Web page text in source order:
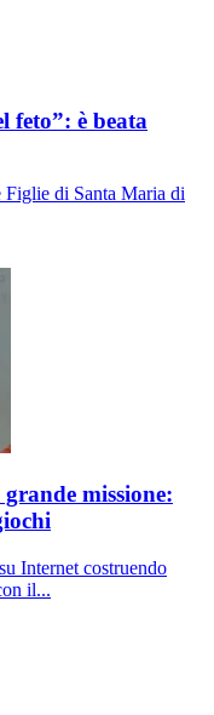
feto”: è beata
Figlie di Santa Maria di
missione:
Internet costruendo
il...